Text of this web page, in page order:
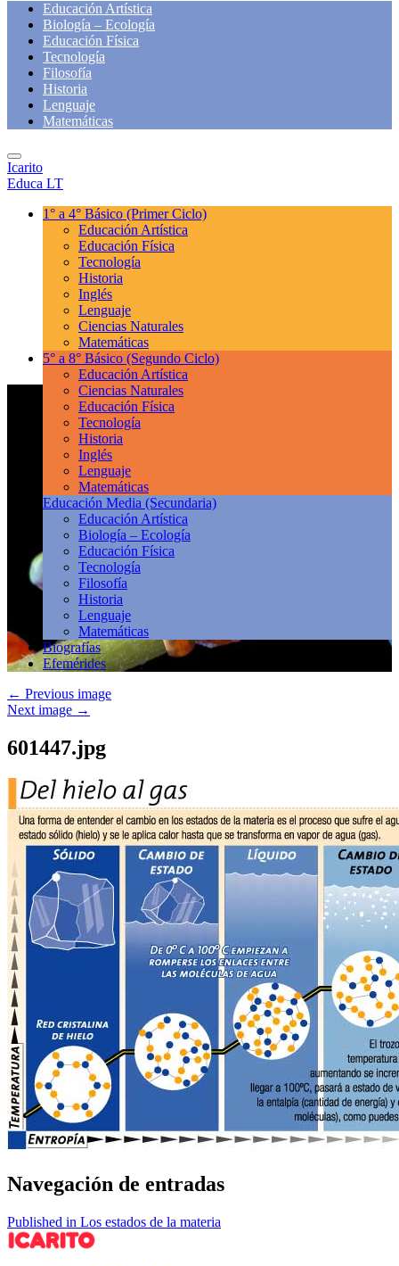
Educación Artística
Biología – Ecología
Educación Física
Tecnología
Filosofía
Historia
Lenguaje
Matemáticas
Icarito
Educa LT
1° a 4° Básico (Primer Ciclo)
Educación Artística
Educación Física
Tecnología
Historia
Inglés
Lenguaje
Ciencias Naturales
Matemáticas
5° a 8° Básico (Segundo Ciclo)
Educación Artística
Ciencias Naturales
Educación Física
Tecnología
Historia
Inglés
Lenguaje
Matemáticas
Educación Media (Secundaria)
Educación Artística
Biología – Ecología
Educación Física
Tecnología
Filosofía
Historia
Lenguaje
Matemáticas
Biografías
Efemérides
← Previous image
Next image →
601447.jpg
Navegación de entradas
Published in Los estados de la materia